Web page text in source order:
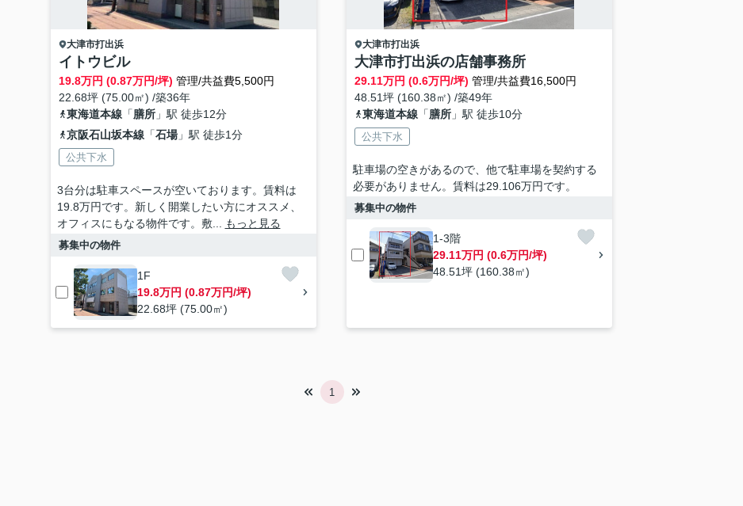
大津市打出浜
イトウビル
19.8万円 (0.87万円/坪) 管理/共益費5,500円
22.68坪 (75.00㎡) /築36年
東海道本線「膳所」駅 徒歩12分
京阪石山坂本線「石場」駅 徒歩1分
公共下水
3台分は駐車スペースが空いております。賃料は
19.8万円です。新しく開業したい方にオススメ、
オフィスにもなる物件です。敷...
もっと見る
募集中の物件
1F
19.8万円 (0.87万円/坪)
22.68坪 (75.00㎡)
大津市打出浜
大津市打出浜の店舗事務所
29.11万円 (0.6万円/坪) 管理/共益費16,500円
48.51坪 (160.38㎡) /築49年
東海道本線「膳所」駅 徒歩10分
公共下水
駐車場の空きがあるので、他で駐車場を契約する
必要がありません。賃料は29.106万円です。
募集中の物件
1-3階
29.11万円 (0.6万円/坪)
48.51坪 (160.38㎡)
1